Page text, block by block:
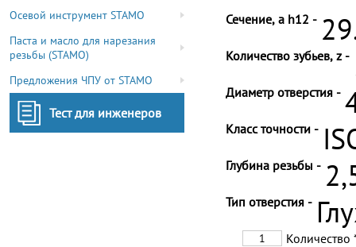
Осевой инструмент STAMO
Паста и масло для нарезания
резьбы (STAMO)
Предложения ЧПУ от STAMO
Тест для инженеров
Сечение, a h12 -
Количество зубьев, z -
Диаметр отверстия -
Класс точности -
Глубина резьбы -
Тип отверстия -
Количество